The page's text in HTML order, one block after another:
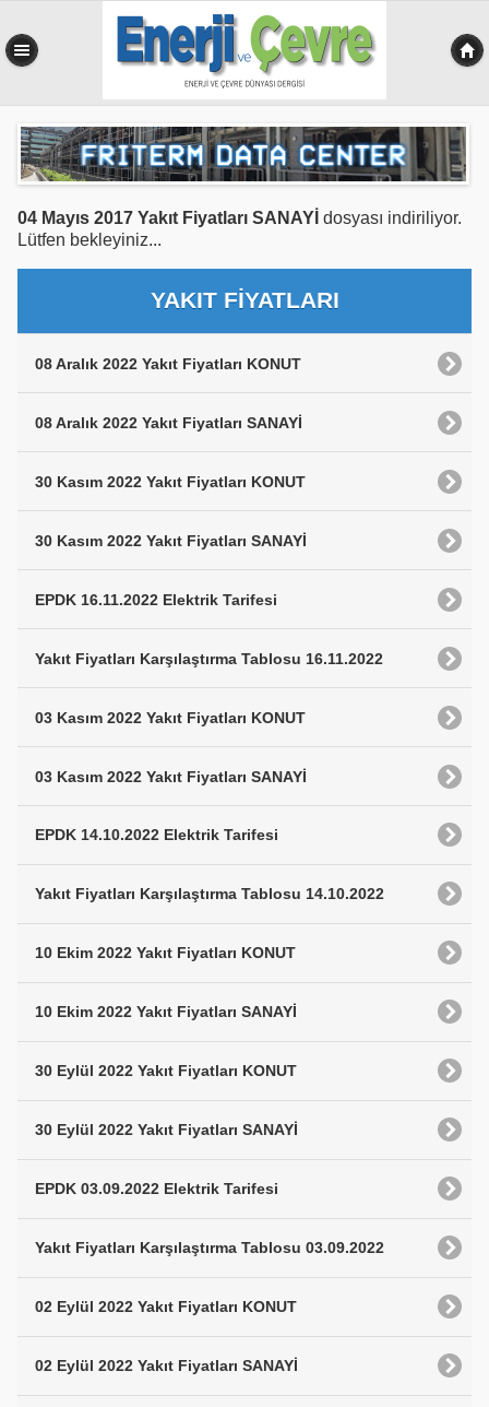
04 Mayıs 2017 Yakıt Fiyatları SANAYİ dosyası indiriliyor.
Lütfen bekleyiniz...
YAKIT FİYATLARI
08 Aralık 2022 Yakıt Fiyatları KONUT
08 Aralık 2022 Yakıt Fiyatları SANAYİ
30 Kasım 2022 Yakıt Fiyatları KONUT
30 Kasım 2022 Yakıt Fiyatları SANAYİ
EPDK 16.11.2022 Elektrik Tarifesi
Yakıt Fiyatları Karşılaştırma Tablosu 16.11.2022
03 Kasım 2022 Yakıt Fiyatları KONUT
03 Kasım 2022 Yakıt Fiyatları SANAYİ
EPDK 14.10.2022 Elektrik Tarifesi
Yakıt Fiyatları Karşılaştırma Tablosu 14.10.2022
10 Ekim 2022 Yakıt Fiyatları KONUT
10 Ekim 2022 Yakıt Fiyatları SANAYİ
30 Eylül 2022 Yakıt Fiyatları KONUT
30 Eylül 2022 Yakıt Fiyatları SANAYİ
EPDK 03.09.2022 Elektrik Tarifesi
Yakıt Fiyatları Karşılaştırma Tablosu 03.09.2022
02 Eylül 2022 Yakıt Fiyatları KONUT
02 Eylül 2022 Yakıt Fiyatları SANAYİ
0,156 sn